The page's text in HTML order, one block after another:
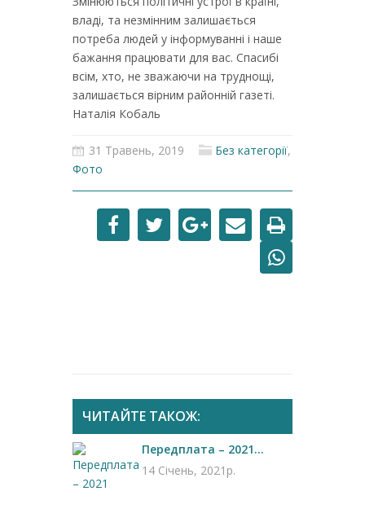
владі, та незмінним залишається
потреба людей у інформуванні і наше
бажання працювати для вас. Спасибі
всім, хто, не зважаючи на труднощі,
залишається вірним районній газеті.
Наталія Кобаль
31 Травень, 2019 Без категорії,
Фото
ЧИТАЙТЕ ТАКОЖ:
Передплата – 2021...
14 Січень, 2021р.